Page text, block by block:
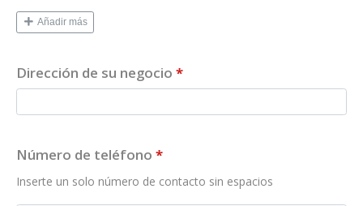
Añadir más
Dirección de su negocio *
Número de teléfono *
Inserte un solo número de contacto sin espacios